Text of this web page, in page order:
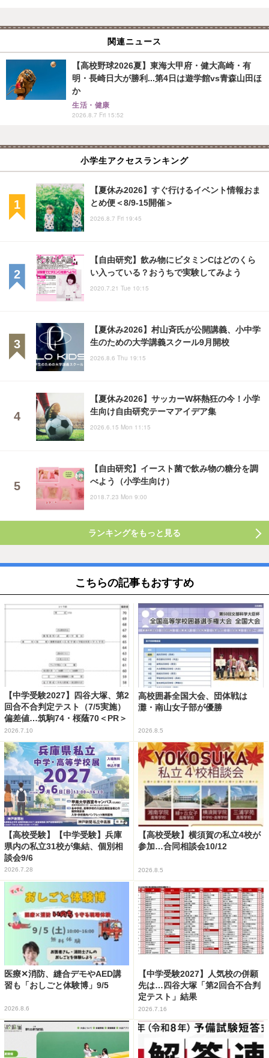
関連ニュース
【高校野球2026夏】東海大甲府・健大高崎・有
明・長崎日大が勝利...第4日は遊学館vs青森山田ほ
か
生活・健康
2026.8.7 Fri 15:52
小学生アクセスランキング
【夏休み2026】すぐ行けるイベント情報おま
とめ便＜8/9-15開催＞
2026.8.7 Fri 19:45
【自由研究】飲み物にビタミンCはどのくら
い入っている？おうちで実験してみよう
2020.7.21 Tue 10:15
【夏休み2026】村山斉氏が公開講義、小中学
生のための大学講義スクール9月開校
2026.8.6 Thu 19:15
【夏休み2026】サッカーW杯熱狂の今！小学
生向け自由研究テーマアイデア集
2026.6.15 Mon 11:15
【自由研究】イースト菌で飲み物の糖分を調
べよう（小学生向け）
2018.7.23 Mon 9:00
ランキングをもっと見る
こちらの記事もおすすめ
【中学受験2027】四谷大塚、第2
回合不合判定テスト（7/5実施）
偏差値…筑駒74・桜蔭70＜PR＞
2026.7.10
高校囲碁全国大会、団体戦は
灘・南山女子部が優勝
2026.8.5
【高校受験】【中学受験】兵庫
県内の私立31校が集結、個別相
談会9/6
2026.7.28
【高校受験】横須賀の私立4校が
参加…合同相談会10/12
2026.8.5
医療✕消防、縫合デモやAED講
習も「おしごと体験博」9/5
2026.8.6
【中学受験2027】人気校の併願
先は…四谷大塚「第2回合不合判
定テスト」結果
2026.7.16